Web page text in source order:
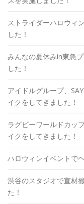
ストライダーハロウィ
した！
みんなの夏休みin東急
した！
アイドルグループ、
イクをしてきました！
ラグビーワールドカッ
イクをしてきました！
ハロウィンイベントで
渋谷のスタジオで宣材
た！